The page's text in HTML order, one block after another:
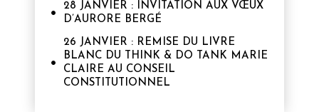
28 JANVIER : INVITATION AUX VŒUX
D’AURORE BERGÉ
26 JANVIER : REMISE DU LIVRE
BLANC DU THINK & DO TANK MARIE
CLAIRE AU CONSEIL
CONSTITUTIONNEL